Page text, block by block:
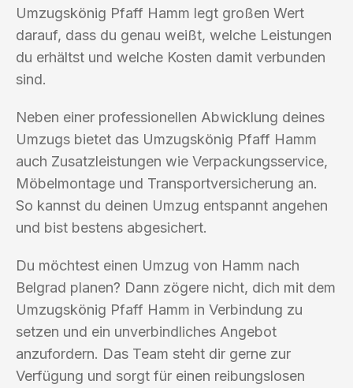
Umzugskönig Pfaff Hamm legt großen Wert
darauf, dass du genau weißt, welche Leistungen
du erhältst und welche Kosten damit verbunden
sind.
Neben einer professionellen Abwicklung deines
Umzugs bietet das Umzugskönig Pfaff Hamm
auch Zusatzleistungen wie Verpackungsservice,
Möbelmontage und Transportversicherung an.
So kannst du deinen Umzug entspannt angehen
und bist bestens abgesichert.
Du möchtest einen Umzug von Hamm nach
Belgrad planen? Dann zögere nicht, dich mit dem
Umzugskönig Pfaff Hamm in Verbindung zu
setzen und ein unverbindliches Angebot
anzufordern. Das Team steht dir gerne zur
Verfügung und sorgt für einen reibungslosen